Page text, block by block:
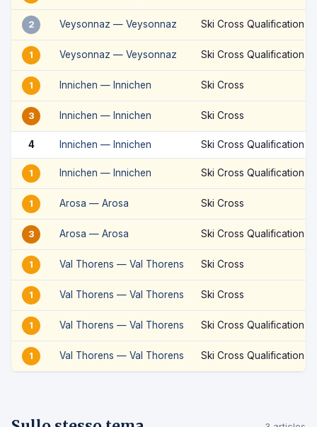
2 Veysonnaz — Veysonnaz Ski Cross Qualification
1 Veysonnaz — Veysonnaz Ski Cross Qualification
1 Innichen — Innichen Ski Cross
3 Innichen — Innichen Ski Cross
4 Innichen — Innichen Ski Cross Qualification
1 Innichen — Innichen Ski Cross Qualification
1 Arosa — Arosa Ski Cross
3 Arosa — Arosa Ski Cross Qualification
1 Val Thorens — Val Thorens Ski Cross
1 Val Thorens — Val Thorens Ski Cross
1 Val Thorens — Val Thorens Ski Cross Qualification
1 Val Thorens — Val Thorens Ski Cross Qualification